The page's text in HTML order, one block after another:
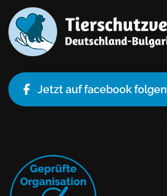
Jetzt auf facebook folgen